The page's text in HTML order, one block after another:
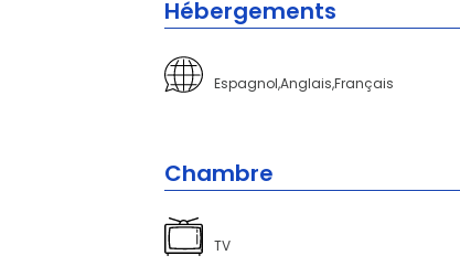
Hébergements
Espagnol,Anglais,Français
Chambre
TV